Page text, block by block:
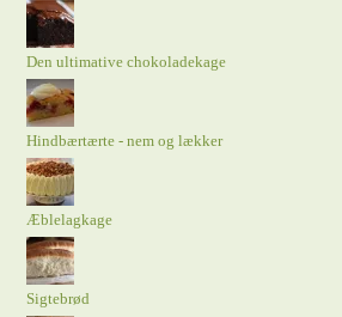
Den ultimative chokoladekage
Hindbærtærte - nem og lækker
Æblelagkage
Sigtebrød